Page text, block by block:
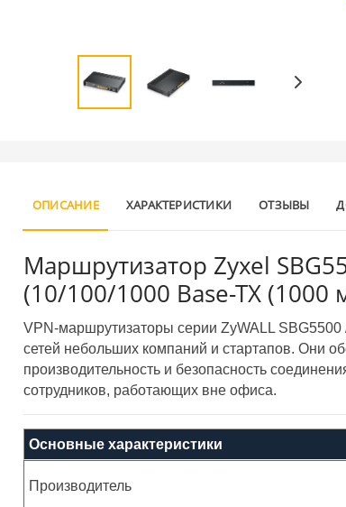
ОПИСАНИЕ ХАРАКТЕРИСТИКИ ОТЗЫВЫ
Маршрутизатор Zyxel
(10/100/1000 Base-TX (1000
VPN-маршрутизаторы серии ZyWALL
сетей небольших компаний и стартапов. Они
производительность и безопасность
сотрудников, работающих вне офиса.
Основные характеристики
Производитель